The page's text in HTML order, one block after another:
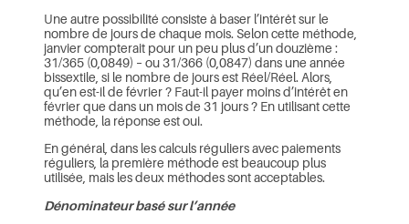
Une autre possibilité consiste à baser l’intérêt sur le
nombre de jours de chaque mois. Selon cette méthode,
janvier compterait pour un peu plus d’un douzième :
31/365 (0,0849) – ou 31/366 (0,0847) dans une année
bissextile, si le nombre de jours est Réel/Réel. Alors,
qu’en est-il de février ? Faut-il payer moins d’intérêt en
février que dans un mois de 31 jours ? En utilisant cette
méthode, la réponse est oui.
En général, dans les calculs réguliers avec paiements
réguliers, la première méthode est beaucoup plus
utilisée, mais les deux méthodes sont acceptables.
Dénominateur basé sur l’année